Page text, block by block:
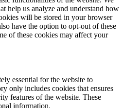
help us analyze and understand how
will be stored in your browser
have the option to opt-out of these
of these cookies may affect your
essential for the website to
only includes cookies that ensures
features of the website. These
information.